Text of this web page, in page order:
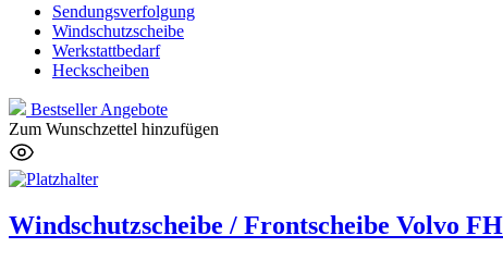
Sendungsverfolgung
Windschutzscheibe
Werkstattbedarf
Heckscheiben
BestsellerAngebote
Zum Wunschzettel hinzufügen
Windschutzscheibe / Frontscheibe Volvo